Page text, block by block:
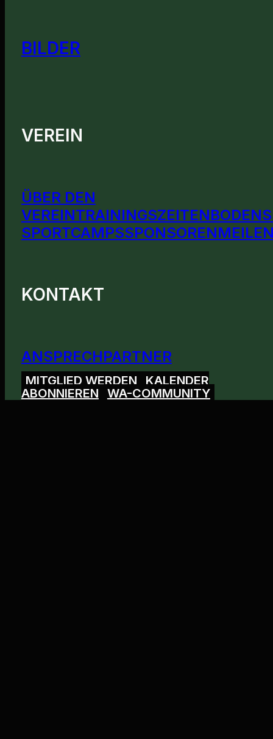
BILDER
VEREIN
ÜBER DEN
VEREINTRAININGSZEITEN
SPORTCAMPSSPONSOREN
KONTAKT
ANSPRECHPARTNER
MITGLIED WERDEN
KALENDER
ABONNIEREN
WA-COMMUNITY